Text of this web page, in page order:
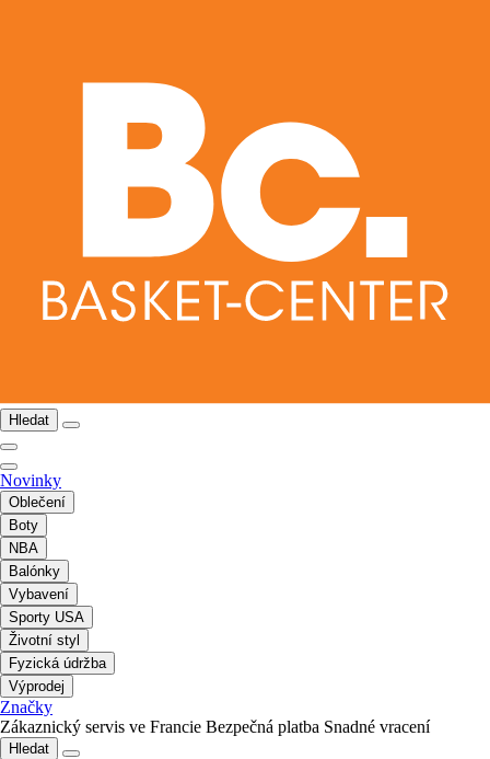
Hledat
Novinky
Oblečení
Boty
NBA
Balónky
Vybavení
Sporty USA
Životní styl
Fyzická údržba
Výprodej
Značky
Zákaznický servis ve Francie Bezpečná platba Snadné vracení
Hledat